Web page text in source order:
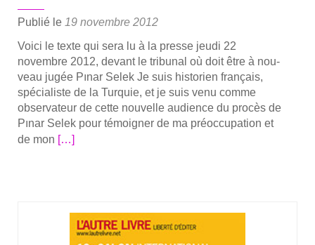
des
seurs
des
droits
l’homme
Publié le 19 novembre 2012
Voi­ci le texte qui sera lu à la presse jeu­di 22
novembre 2012, devant le tri­bu­nal où doit être à nou­
veau jugée Pınar Selek Je suis his­to­rien fran­çais,
spé­cia­liste de la Tur­quie, et je suis venu comme
obser­va­teur de cette nou­velle audience du pro­cès de
Pınar Selek pour témoi­gner de ma pré­oc­cu­pa­tion et
de mon En
[…]